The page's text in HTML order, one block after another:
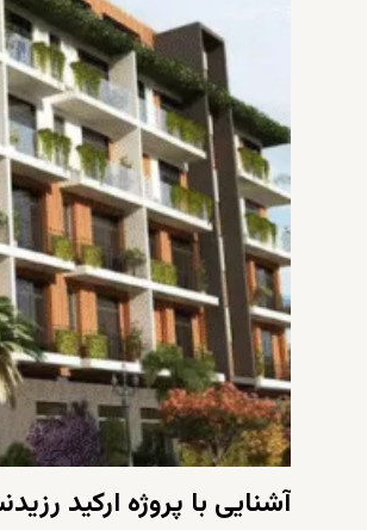
آشنایی با پروژه ارکید رزیدنس ۱ در دبی